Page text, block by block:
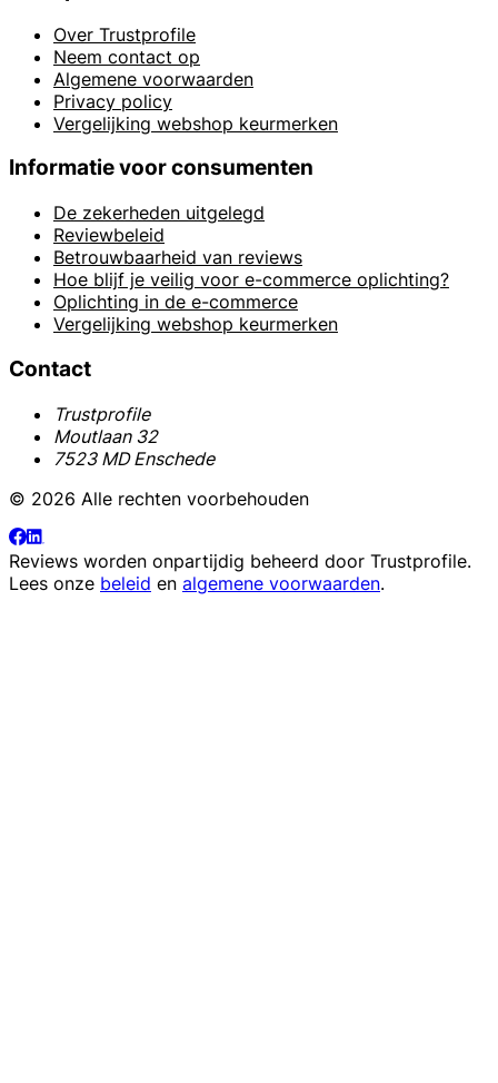
Over Trustprofile
Neem contact op
Algemene voorwaarden
Privacy policy
Vergelijking webshop keurmerken
Informatie voor consumenten
De zekerheden uitgelegd
Reviewbeleid
Betrouwbaarheid van reviews
Hoe blijf je veilig voor e-commerce oplichting?
Oplichting in de e-commerce
Vergelijking webshop keurmerken
Contact
Trustprofile
Moutlaan 32
7523 MD Enschede
© 2026 Alle rechten voorbehouden
Reviews worden onpartijdig beheerd door Trustprofile.
Lees onze beleid en algemene voorwaarden.